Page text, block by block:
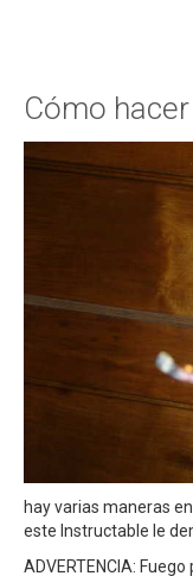
Cómo
hay varias maneras
este Instructable le
ADVERTENCIA: